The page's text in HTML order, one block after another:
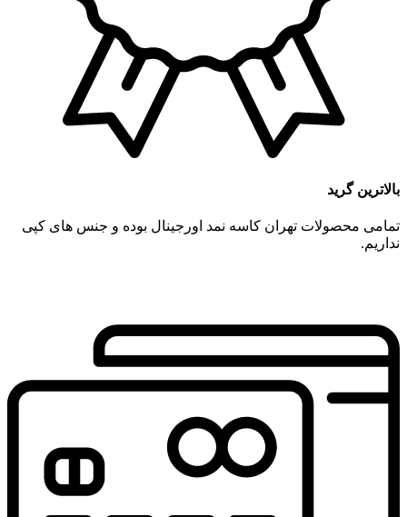
بالاترین گرید
تمامی محصولات تهران کاسه نمد اورجینال بوده و جنس های کپی
نداریم.